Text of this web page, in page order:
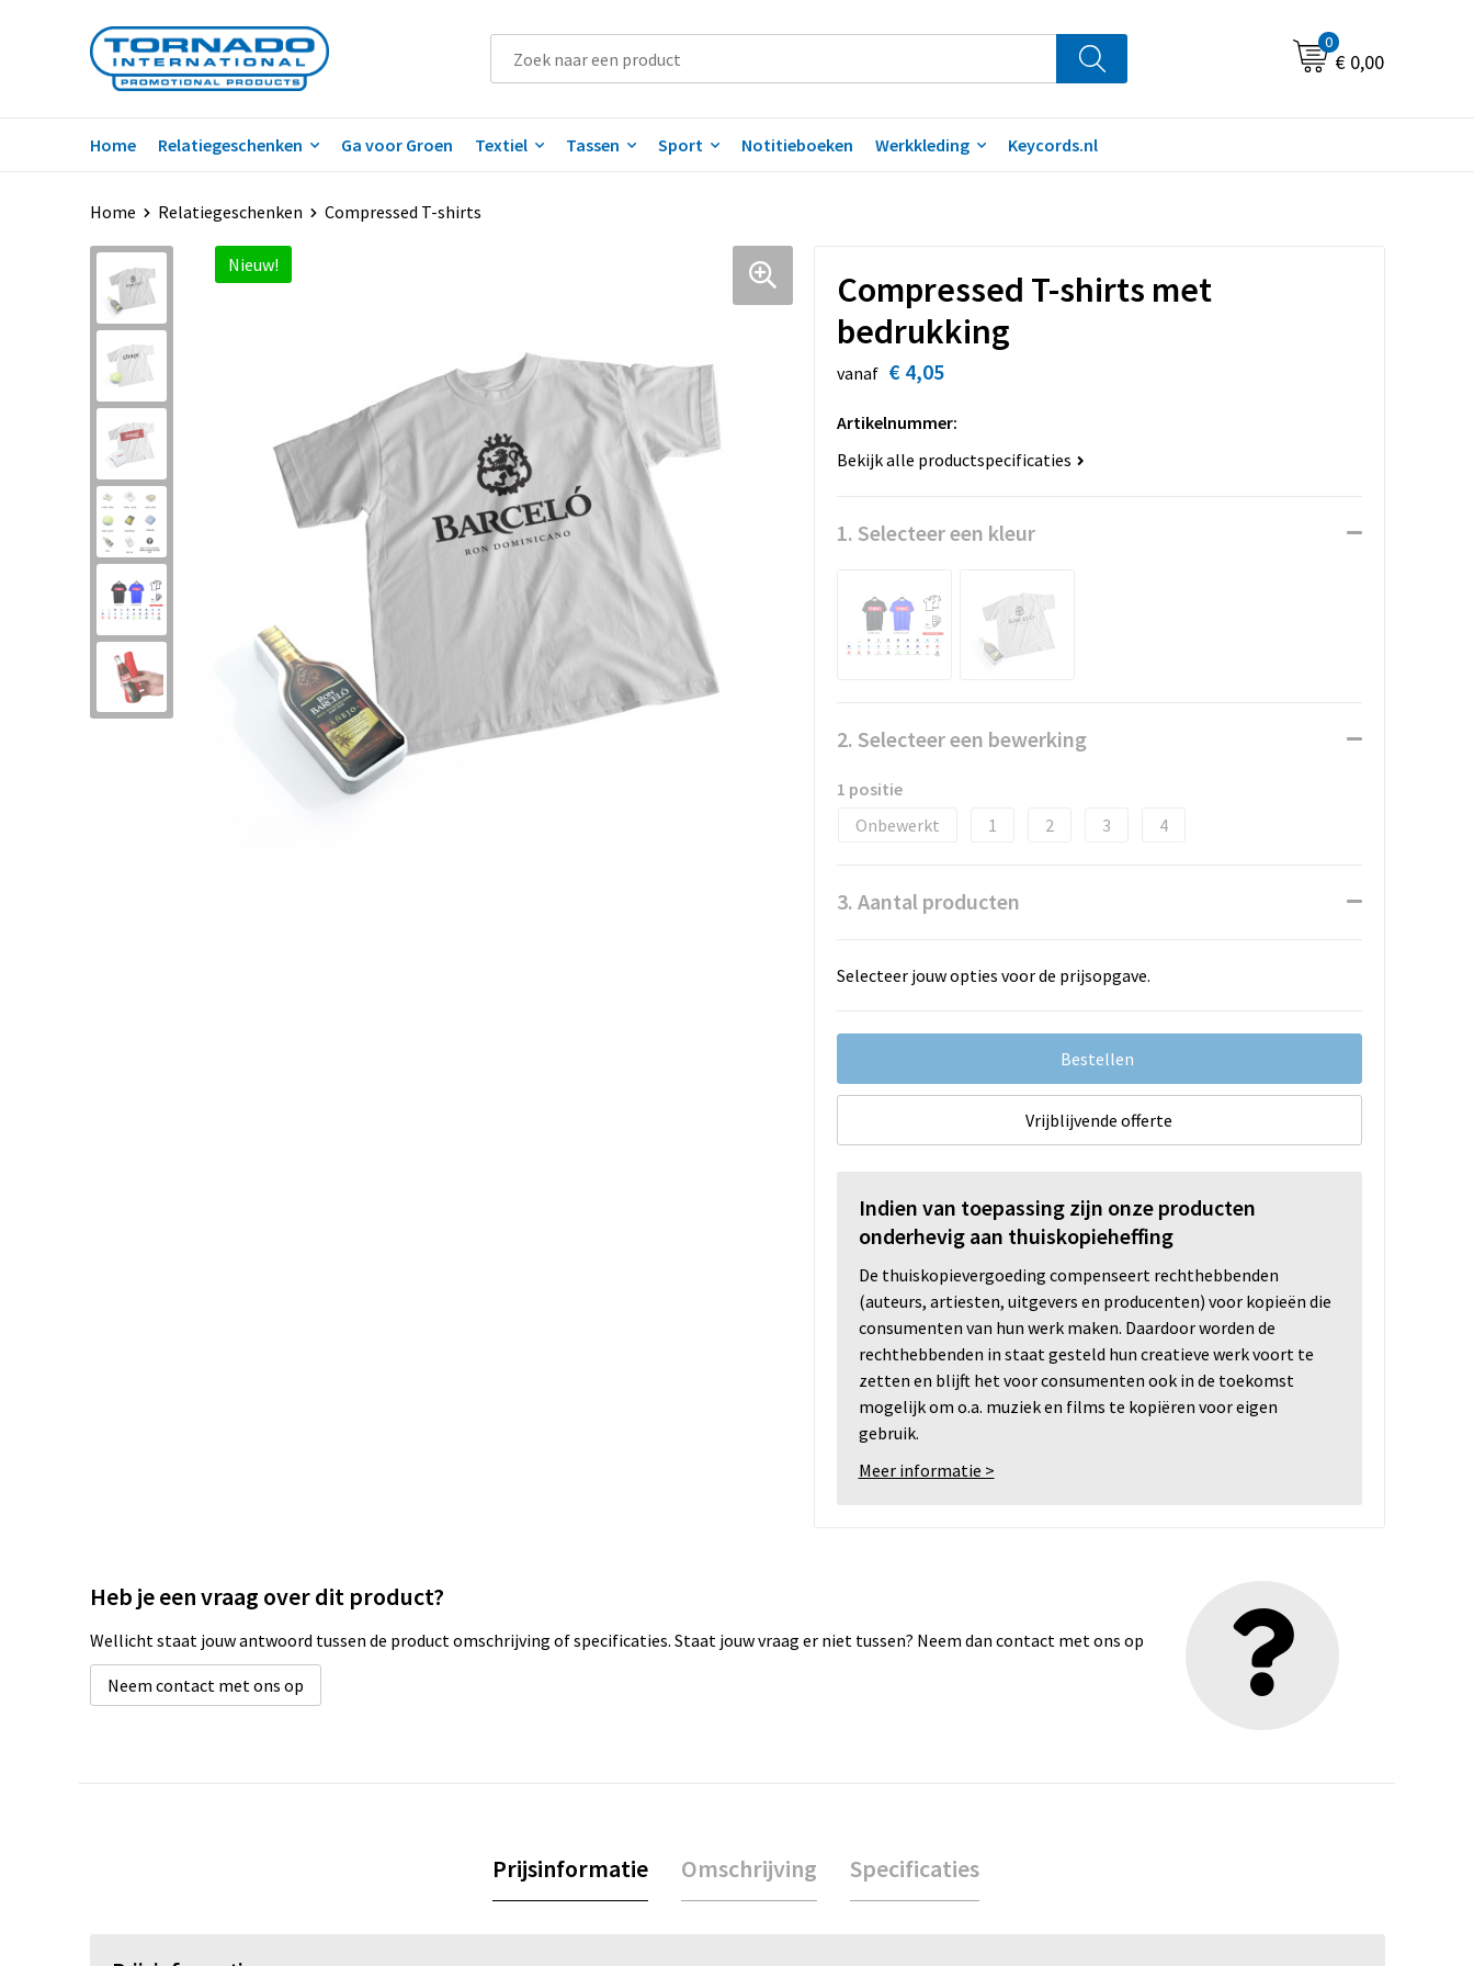
0
€ 0,00
Home Relatiegeschenken Ga voor Groen Textiel Tassen Sport Notitieboeken Werkkleding Keycords.nl
Home Relatiegeschenken Compressed T-shirts
Nieuw!
Compressed T-shirts met
bedrukking
vanaf € 4,05
Artikelnummer:
Bekijk alle productspecificaties
1. Selecteer een kleur
2. Selecteer een bewerking
1 positie
Onbewerkt
1 2 3 4
3. Aantal producten
Selecteer jouw opties voor de prijsopgave.
Bestellen
Vrijblijvende offerte
Indien van toepassing zijn onze producten
onderhevig aan thuiskopieheffing
De thuiskopievergoeding compenseert rechthebbenden
(auteurs, artiesten, uitgevers en producenten) voor kopieën die
consumenten van hun werk maken. Daardoor worden de
rechthebbenden in staat gesteld hun creatieve werk voort te
zetten en blijft het voor consumenten ook in de toekomst
mogelijk om o.a. muziek en films te kopiëren voor eigen
gebruik.
Meer informatie >
Heb je een vraag over dit product?
Wellicht staat jouw antwoord tussen de product omschrijving of specificaties. Staat jouw vraag er niet tussen? Neem dan contact met ons op
Neem contact met ons op
Prijsinformatie Omschrijving Specificaties